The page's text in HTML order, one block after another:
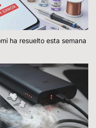
ha resuelto esta semana